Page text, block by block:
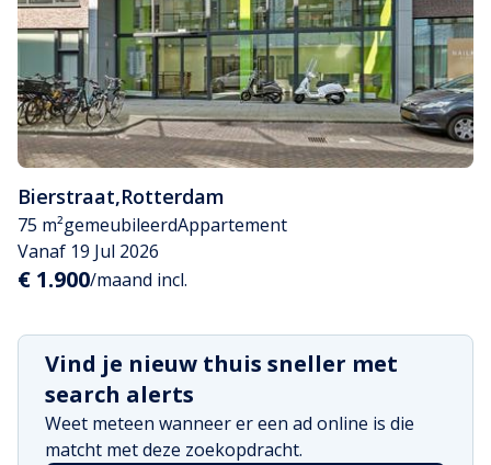
Bierstraat,Rotterdam
75 m²gemeubileerdAppartement
Vanaf 19 Jul 2026
€ 1.900/maand incl.
Vind je nieuw thuis sneller met
search alerts
Weet meteen wanneer er een ad online is die
matcht met deze zoekopdracht.